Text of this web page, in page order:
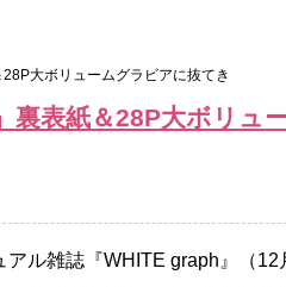
大ボリュームグラビアに抜てき
裏表紙＆28P大ボリュ
ル雑誌『WHITE graph』（12